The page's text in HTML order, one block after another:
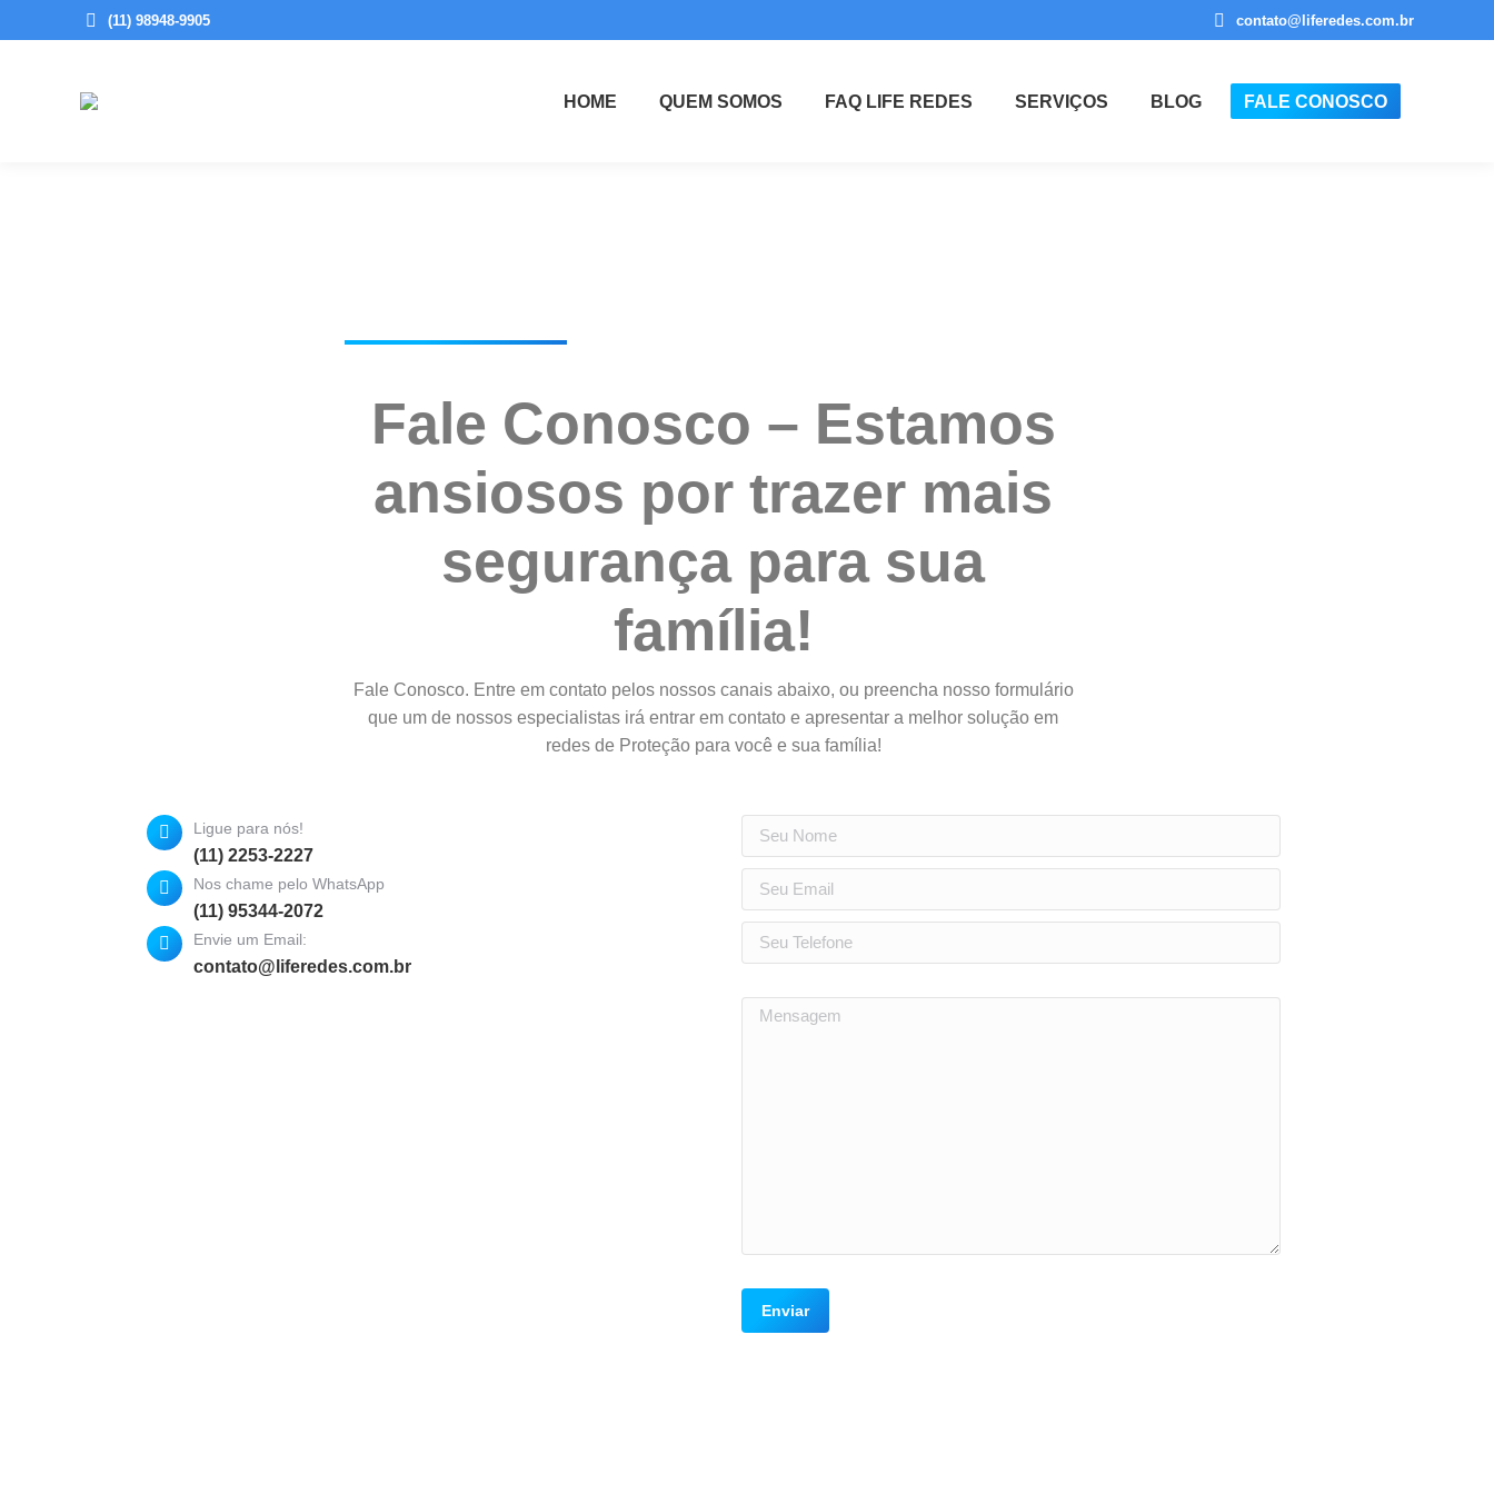
(11) 98948-9905 contato@liferedes.com.br
HOME QUEM SOMOS FAQ LIFE REDES SERVIÇOS BLOG FALE CONOSCO
Fale Conosco – Estamos
ansiosos por trazer mais
segurança para sua
família!
Fale Conosco. Entre em contato pelos nossos canais abaixo, ou preencha nosso formulário
que um de nossos especialistas irá entrar em contato e apresentar a melhor solução em
redes de Proteção para você e sua família!
Ligue para nós!
(11) 2253-2227
Nos chame pelo WhatsApp
(11) 95344-2072
Envie um Email:
contato@liferedes.com.br